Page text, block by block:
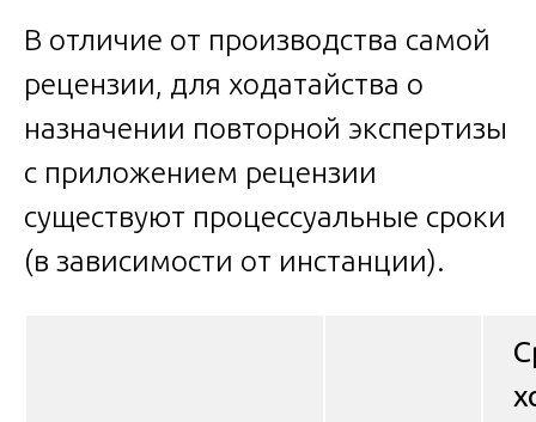
В отличие от производства самой
рецензии, для ходатайства о
назначении повторной экспертизы
с приложением рецензии
существуют процессуальные сроки
(в зависимости от инстанции).